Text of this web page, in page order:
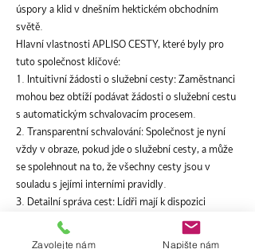
úspory a klid v dnešním hektickém obchodním
světě.
Hlavní vlastnosti APLISO CESTY, které byly pro
tuto společnost klíčové:
1. Intuitivní žádosti o služební cesty: Zaměstnanci
mohou bez obtíží podávat žádosti o služební cestu
s automatickým schvalovacím procesem.
2. Transparentní schvalování: Společnost je nyní
vždy v obraze, pokud jde o služební cesty, a může
se spolehnout na to, že všechny cesty jsou v
souladu s jejími interními pravidly.
3. Detailní správa cest: Lídři mají k dispozici
komplexní informace o všech služebních cestách,
což jim umožňuje lepší kontrolu nákladů.
Zavolejte nám Napište nám